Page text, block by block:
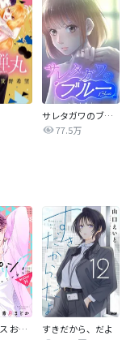
サレタガワのブルー【タテヨミ】
77.5万
熱愛プリンス お兄ちゃんはキミが好き
すきだから、だよ